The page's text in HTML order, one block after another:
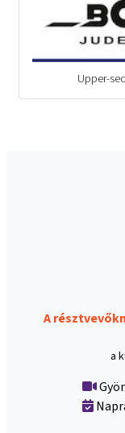
Upper-
A
a